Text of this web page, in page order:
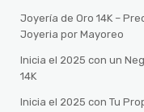
Joyería de Oro 14K –
Joyeria por Mayoreo
Inicia el 2025 con un
14K
Inicia el 2025 con Tu